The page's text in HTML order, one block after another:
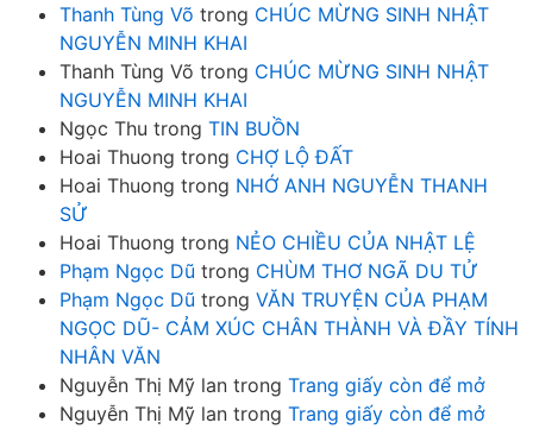
Thanh Tùng Võ trong CHÚC MỪNG SINH NHẬT
NGUYỄN MINH KHAI
Thanh Tùng Võ trong CHÚC MỪNG SINH NHẬT
NGUYỄN MINH KHAI
Ngọc Thu trong TIN BUỒN
Hoai Thuong trong CHỢ LỘ ĐẤT
Hoai Thuong trong NHỚ ANH NGUYỄN THANH
SỬ
Hoai Thuong trong NẺO CHIỀU CỦA NHẬT LỆ
Phạm Ngọc Dũ trong CHÙM THƠ NGÃ DU TỬ
Phạm Ngọc Dũ trong VĂN TRUYỆN CỦA PHẠM
NGỌC DŨ- CẢM XÚC CHÂN THÀNH VÀ ĐẦY TÍNH
NHÂN VĂN
Nguyễn Thị Mỹ lan trong Trang giấy còn để mở
Nguyễn Thị Mỹ lan trong Trang giấy còn để mở